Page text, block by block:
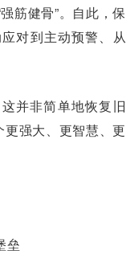
筋健骨”。自此，保
对到主动预警、从
并非简单地恢复旧
更强大、更智慧、更
垒